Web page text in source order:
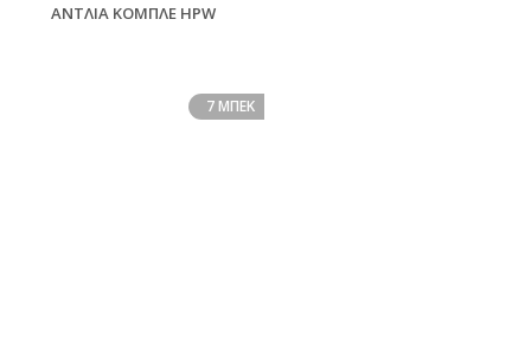
ΑΝΤΛΙΑ ΚΟΜΠΛΕ HPW
7 ΜΠΕΚ